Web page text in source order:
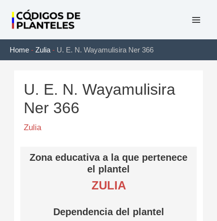
contenido
Home - Zulia - U. E. N. Wayamulisira Ner 366
U. E. N. Wayamulisira
Ner 366
Zulia
Zona educativa a la que pertenece
el plantel
ZULIA
Dependencia del plantel